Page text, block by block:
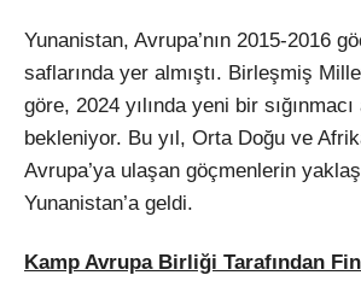
Yunanistan, Avrupa’nın 2015-2016
saflarında yer almıştı. Birleşmiş
göre, 2024 yılında yeni bir sığınmacı
bekleniyor. Bu yıl, Orta Doğu ve
Avrupa’ya ulaşan göçmenlerin
Yunanistan’a geldi.
Kamp Avrupa Birliği Tarafından